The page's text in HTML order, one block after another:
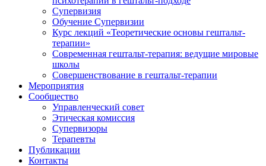
Супервизия
Обучение Супервизии
Курс лекций «Теоретические основы гештальт-
терапии»
Современная гештальт-терапия: ведущие мировые
школы
Совершенствование в гештальт-терапии
Мероприятия
Сообщество
Управленческий совет
Этическая комиссия
Супервизоры
Терапевты
Публикации
Контакты